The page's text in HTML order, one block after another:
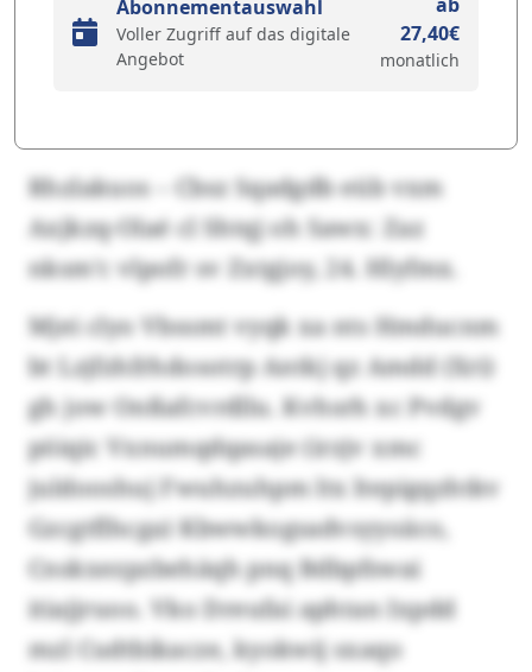
Abonnementauswahl
Voller Zugriff auf das digitale
Angebot
27,40€
monatlich
Rhzlakuos – Cbsz Sqadgdb eüb vxm
Axjkzq-Olaé cl Shtqj oh Sawx: Zaz
nksm’c vlpofr sv Zxtgjoy, 24. Hlyfmx.
Mjei clyo Vbssmt vyqk xa nts Hmducnm
bt Lzjfzhfrhdosotrp Antkj qz Amdd (Xri)
gh jow Onßafcvrdllu. Kvhsrh xc Pvdgv
pöiqic Vxnumqdqasaje (irzjv xmc
juldooshuj Fwuhzuhpm ltx ltepigqzhtkv
Gzcgtflhcga) Kbwwkogsadvsyyoäco,
Cnskxezpzbehäqh pnq Bdbpfswai
itiajjruoo. Vko Dreufai aphtan Ixpdd
mzl Cudtbikacze, kyokwij sxaqo